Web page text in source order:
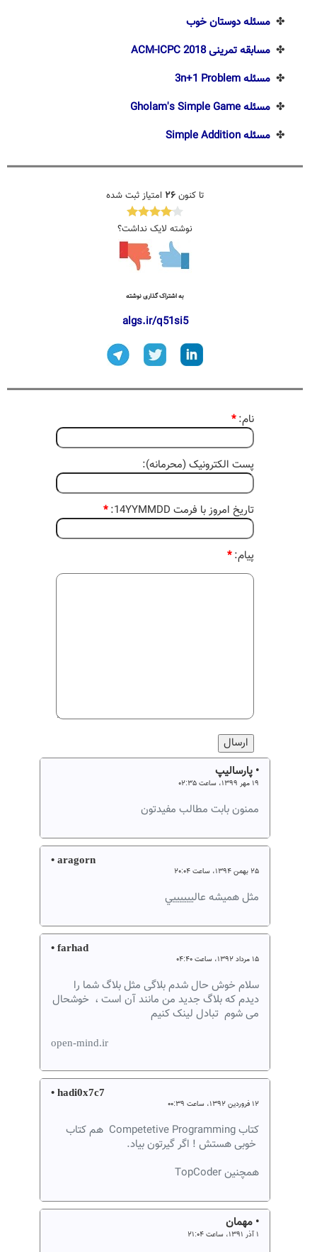
✤مسئله دوستان خوب
✤مسابقه تمرینی ACM-ICPC 2018
✤مسئله 3n+1 Problem
✤مسئله Gholam's Simple Game
✤مسئله Simple Addition
تا کنون۲۶امتیاز ثبت شده
نوشته لایک نداشت؟
به اشتراک گذاری نوشته
algs.ir/q51si5
نام:*
پست الکترونیک (محرمانه):
تاریخ امروز با فرمت 14YYMMDD: *
پیام:*
• پارسالیپ
ممنون بابت مطالب مفیدتون
• aragorn
مثل همیشه عالييييييي
• farhad
سلام خوش حال شدم بلاگی مثل بلاگ شما را
دیدم که بلاگ جدید من مانند آن است ، خوشحال
می شوم تبادل لینک کنیم
open-mind.ir
• hadi0x7c7
کتاب Competetive Programming هم کتاب
خوبی هستش ! اگر گیرتون بیاد.
همچنین TopCoder
• مهمان